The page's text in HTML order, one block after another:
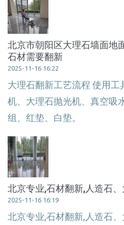
北京市朝阳区大理石墙面地
石材需要翻新
2025-11-16 16:22
大理石翻新工艺流程 使用工
机、大理石抛光机、真空吸
组、红垫、白垫。
北京专业,石材翻新,人造石
2025-11-16 16:19
北京专业,石材翻新,人造石